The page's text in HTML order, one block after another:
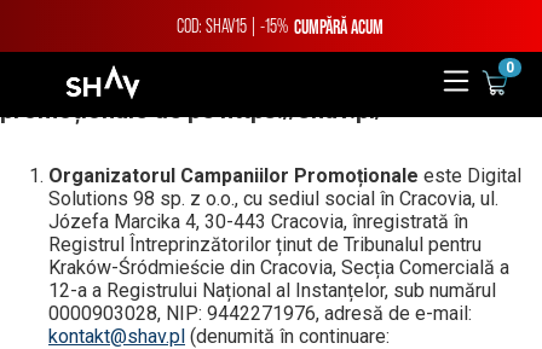
COD: SHAV15 | -15% CUMPĂRĂ ACUM
0
Termeni și condiții pentru campaniile
promoționale de pe https://shav.pl/
Organizatorul Campaniilor Promoționale este Digital
Solutions 98 sp. z o.o., cu sediul social în Cracovia, ul.
Józefa Marcika 4, 30-443 Cracovia, înregistrată în
Registrul Întreprinzătorilor ținut de Tribunalul pentru
Kraków-Śródmieście din Cracovia, Secția Comercială a
12-a a Registrului Național al Instanțelor, sub numărul
0000903028, NIP: 9442271976, adresă de e-mail:
kontakt@shav.pl (denumită în continuare: